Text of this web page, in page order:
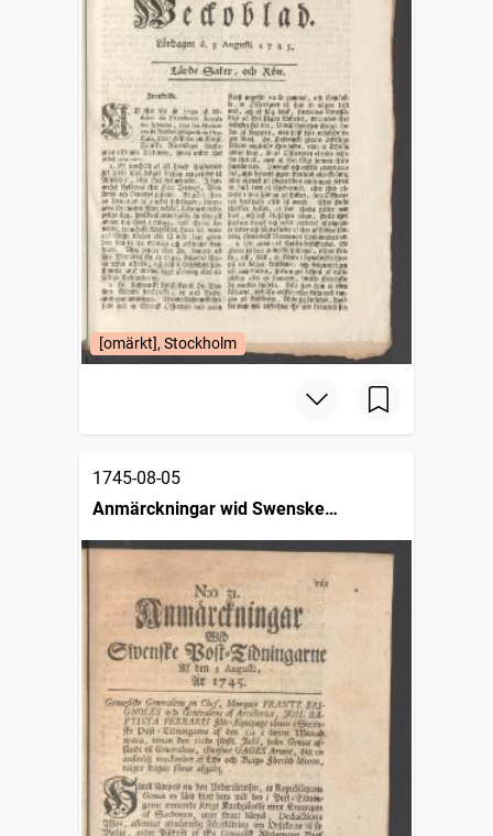
[omärkt], Stockholm
1745-08-05
Anmärckningar wid Swenske
posttidningarne